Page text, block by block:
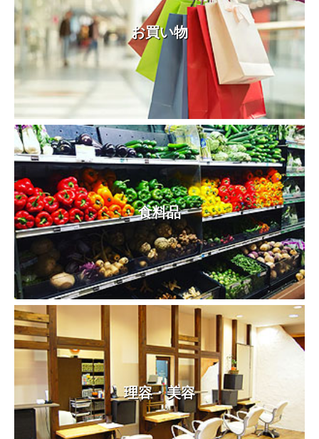
お買い物
食料品
理容・美容